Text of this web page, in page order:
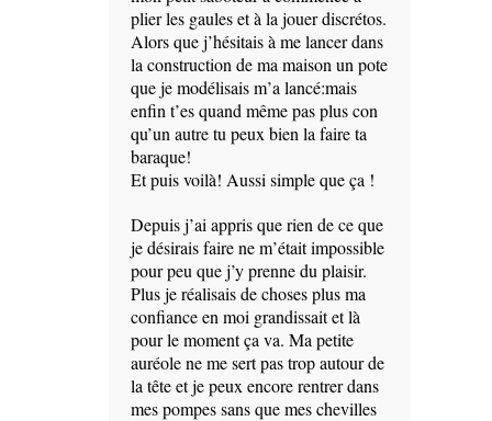
plier les gaules et à la jouer discrétos.
Alors que j’hésitais à me lancer dans
la construction de ma maison un pote
que je modélisais m’a lancé:mais
enfin t’es quand même pas plus con
qu’un autre tu peux bien la faire ta
baraque!
Et puis voilà! Aussi simple que ça !
Depuis j’ai appris que rien de ce que
je désirais faire ne m’était impossible
pour peu que j’y prenne du plaisir.
Plus je réalisais de choses plus ma
confiance en moi grandissait et là
pour le moment ça va. Ma petite
auréole ne me sert pas trop autour de
la tête et je peux encore rentrer dans
mes pompes sans que mes chevilles